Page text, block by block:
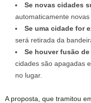
Se novas cidades
automaticamente
Se uma cidade for
será retirada da
Se houver fusão
cidades são apagadas
no lugar.
A proposta, que tramitou